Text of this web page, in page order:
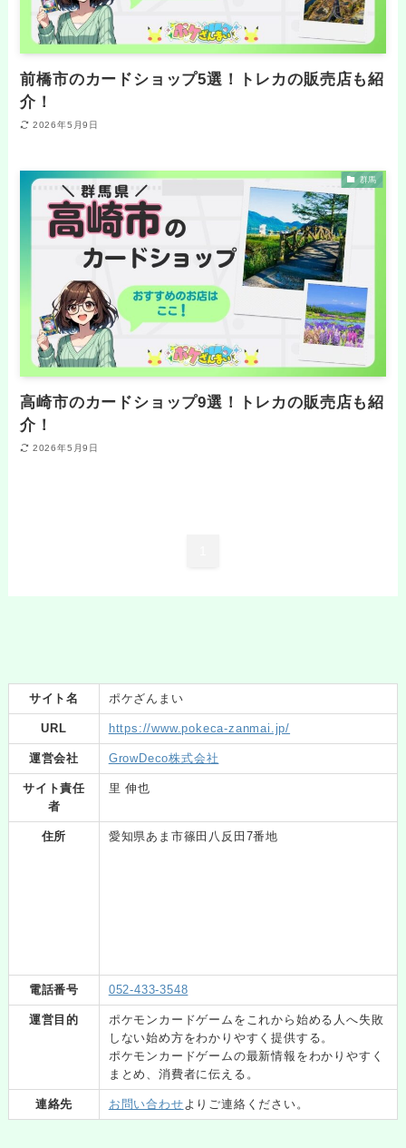
前橋市のカードショップ5選！トレカの販売店も紹
介！
2026年5月9日
群馬
高崎市のカードショップ9選！トレカの販売店も紹
介！
2026年5月9日
サイト名 ポケざんまい
URL https://www.pokeca-zanmai.jp/
運営会社 GrowDeco株式会社
サイト責任
者
里 伸也
住所 愛知県あま市篠田八反田7番地
電話番号 052-433-3548
運営目的
ポケモンカードゲームをこれから始める人へ失敗
しない始め方をわかりやすく提供する。
ポケモンカードゲームの最新情報をわかりやすく
まとめ、消費者に伝える。
連絡先 お問い合わせよりご連絡ください。